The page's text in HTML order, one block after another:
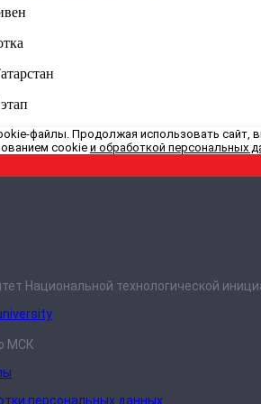
файлы. Продолжая использовать сайт,
cookie и обработкой персональных
Национальной технологической
МСК
персональных данных